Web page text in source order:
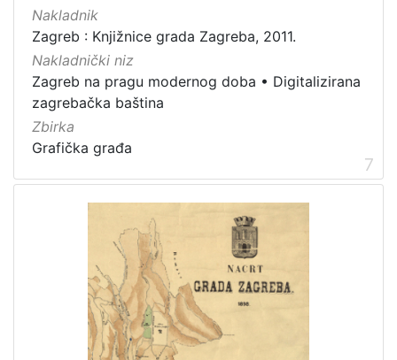
Nakladnik
Zagreb : Knjižnice grada Zagreba, 2011.
Nakladnički niz
Zagreb na pragu modernog doba • Digitalizirana
zagrebačka baština
Zbirka
Grafička građa
7